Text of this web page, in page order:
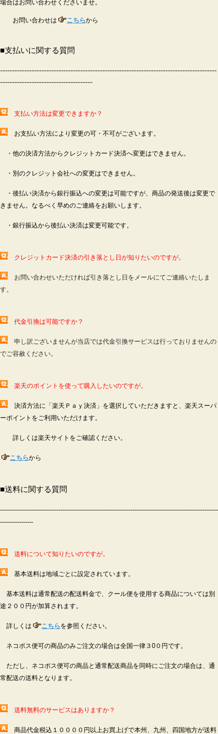
場合はお問い合わせくださいませ。
お問い合わせは こちらから
■支払いに関する質問
-----------------------------------------------------------------------------------------
--------------------------------------
支払い方法は変更できますか？
お支払い方法により変更の可・不可がございます。
・他の決済方法からクレジットカード決済へ変更はできません。
・別のクレジット会社への変更はできません。
・後払い決済から銀行振込への変更は可能ですが、商品の発送後は変更で
きません。なるべく早めのご連絡をお願いします。
・銀行振込から後払い決済は変更可能です。
クレジットカード決済の引き落とし日が知りたいのですが。
お問い合わせいただければ引き落とし日をメールにてご連絡いたしま
す。
代金引換は可能ですか？
申し訳ございませんが当店では代金引換サービスは行っておりませんの
でご容赦ください。
楽天のポイントを使って購入したいのですが。
決済方法に「楽天Ｐａｙ決済」を選択していただきますと、楽天スーパ
ーポイントをご利用いただけます。
詳しくは楽天サイトをご確認ください。
こちらから
■送料に関する質問
----------------------------------------------------------------------------------------------------------------
-----------------
送料について知りたいのですが。
基本送料は地域ごとに設定されています。
基本送料は通常配送の配送料金で、クール便を使用する商品については別
途２０ ０円が加算されます。
詳しくは こちらを参照ください。
ネコポス便可の商品のみご注文の場合は全国一律３0 ０円です。
ただし、ネコポス便可の商品と通常配送商品を同時にご注文の場合は、通
常配送の送料となります。
送料無料のサービスはありますか？
商品代金税込１００００円以上お買上げで本州、九州、四国地方が送料